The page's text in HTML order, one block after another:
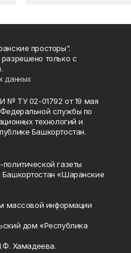
просторы".
только с
данных
№ ТУ 02-01792 от 19 мая
службы по
технологий и
Башкортостан.
газеты
«Шаранские
массовой информации
дом «Республика
Хамадеева.